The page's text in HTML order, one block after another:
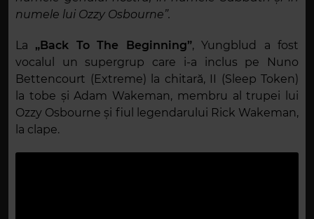
numele lui Ozzy Osbourne”.
La „Back To The Beginning”, Yungblud a fost
vocalul un supergrup care i-a inclus pe Nuno
Bettencourt (Extreme) la chitară, II (Sleep Token)
la tobe și Adam Wakeman, membru al trupei lui
Ozzy Osbourne și fiul legendarului Rick Wakeman,
la clape.